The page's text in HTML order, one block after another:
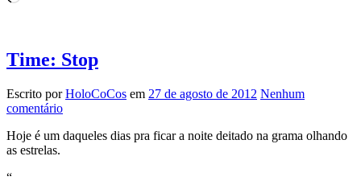
Time: Stop
Escrito porHoloCoCos em 27 de agosto de 2012 Nenhum
comentário
Hoje é um daqueles dias pra ficar a noite deitado na grama olhando
as estrelas.
“